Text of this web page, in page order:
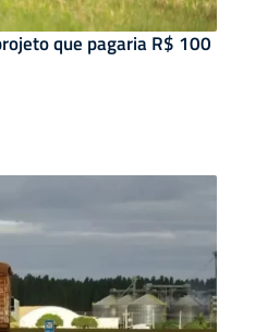
que pagaria R$ 100